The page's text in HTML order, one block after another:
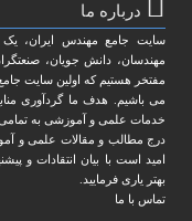
درباره ما
سایت جامع مهندس ایران،
مهندسان، دانش جویان،
مفتخر هستیم که اولین سایت
می باشیم. هدف ما گردآوری
خدمات علمی و آموزشی به تمامی
درج مطالب و مقالات علمی و
امید است با بیان انتقادات و
بهتر یاری فرمایید.
تماس با ما